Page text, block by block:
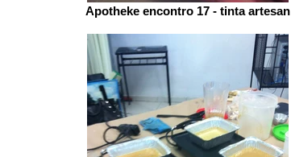
Apotheke encontro 17 - tinta artesan